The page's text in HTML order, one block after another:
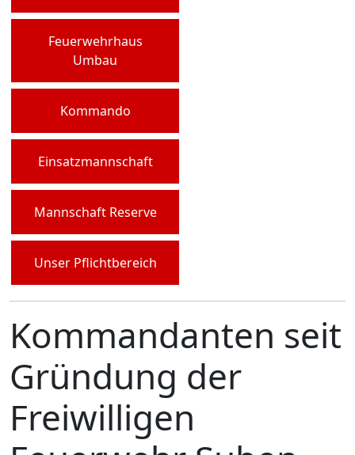
Feuerwehrhaus
Umbau
Kommando
Einsatzmannschaft
Mannschaft Reserve
Unser Pflichtbereich
Kommandanten seit
Gründung der
Freiwilligen